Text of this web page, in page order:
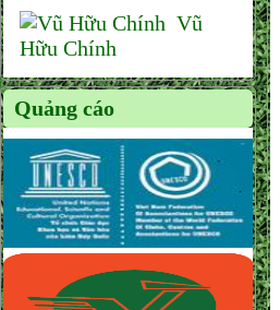
Vũ
Hữu Chính
Quảng cáo